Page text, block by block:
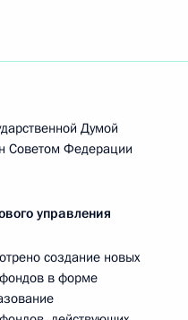
Думой
Советом Федерации
управления
создание новых
фондов в форме